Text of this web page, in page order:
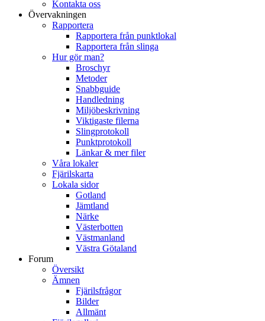
Kontakta oss
Övervakningen
Rapportera
Rapportera från punktlokal
Rapportera från slinga
Hur gör man?
Broschyr
Metoder
Snabbguide
Handledning
Miljöbeskrivning
Viktigaste filerna
Slingprotokoll
Punktprotokoll
Länkar & mer filer
Våra lokaler
Fjärilskarta
Lokala sidor
Gotland
Jämtland
Närke
Västerbotten
Västmanland
Västra Götaland
Forum
Översikt
Ämnen
Fjärilsfrågor
Bilder
Allmänt